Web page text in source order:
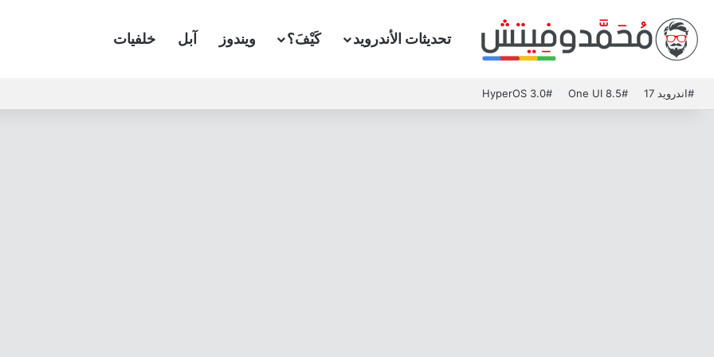
تحديثات الأندرويد كَيْفَ؟ ويندوز آبل خلفيات
#اندرويد 17 #One UI 8.5
#HyperOS 3.0